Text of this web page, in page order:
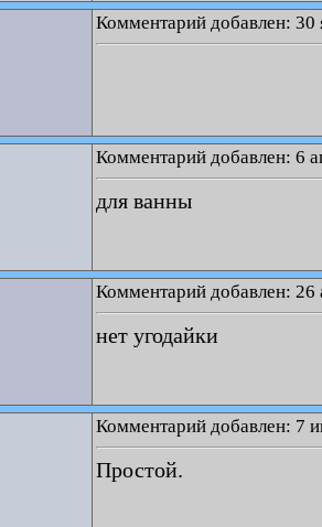
Комментарий добавлен: 30
Комментарий добавлен: 6
для ванны
Комментарий добавлен: 26
нет угодайки
Комментарий добавлен: 7
Простой.